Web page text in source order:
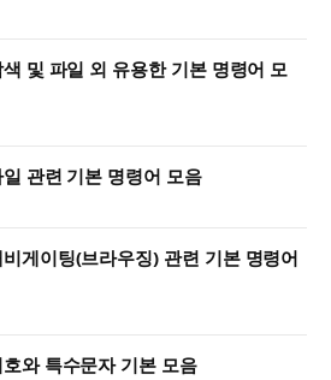
및 파일 외 유용한 기본 명령어 모
관련 기본 명령어 모음
게이팅(브라우징) 관련 기본 명령어
와 특수문자 기본 모음